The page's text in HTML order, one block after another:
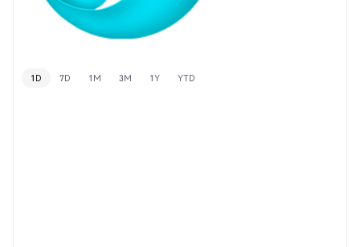
1D 7D 1M 3M 1Y YTD